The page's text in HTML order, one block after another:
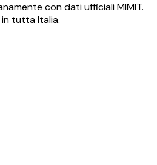
con dati ufficiali MIMIT.
tutta Italia.